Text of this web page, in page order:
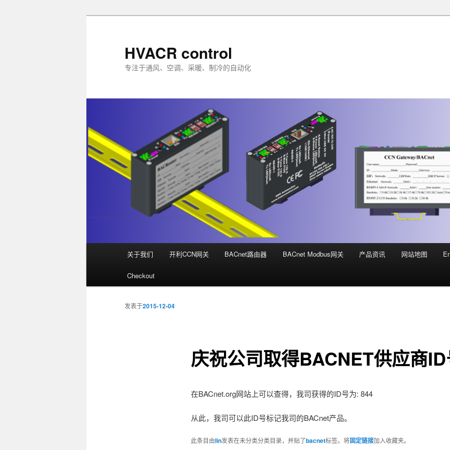
HVACR control
专注于通风、空调、采暖、制冷的自动化
关于我们 开利CCN网关 BACnet路由器 BACnet Modbus网关 产品资讯 网站地图
Checkout
庆祝公司取得BACNET供应商
发表于2015-12-04
在BACnet.org网站上可以查得，我司获得的ID号为: 844
从此，我司可以此ID号标记我司的BACnet产品。
此条目由lin发表在未分类分类目录，并贴了bacnet标签。将固定链接加入收藏夹。